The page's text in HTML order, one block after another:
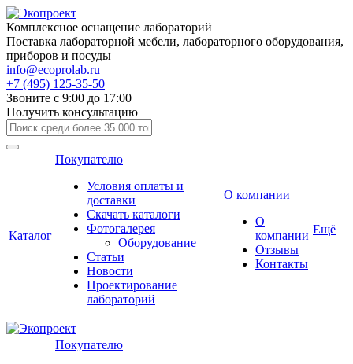
Комплексное оснащение лабораторий
Поставка лабораторной мебели, лабораторного оборудования,
приборов и посуды
info@ecoprolab.ru
+7 (495) 125-35-50
Звоните с 9:00 до 17:00
Получить консультацию
Каталог
Покупателю
Условия оплаты и
доставки
Скачать каталоги
Фотогалерея
Оборудование
Статьи
Новости
Проектирование
лабораторий
О компании
О
компании
Отзывы
Контакты
Ещё
Покупателю